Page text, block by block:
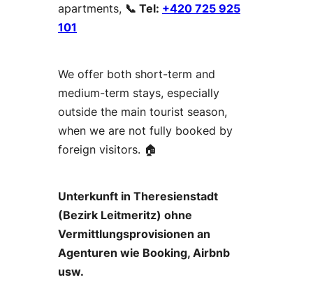
apartments, 📞 Tel: +420 725 925
101
We offer both short-term and
medium-term stays, especially
outside the main tourist season,
when we are not fully booked by
foreign visitors. 🏠
Unterkunft in Theresienstadt
(Bezirk Leitmeritz) ohne
Vermittlungsprovisionen an
Agenturen wie Booking, Airbnb
usw.